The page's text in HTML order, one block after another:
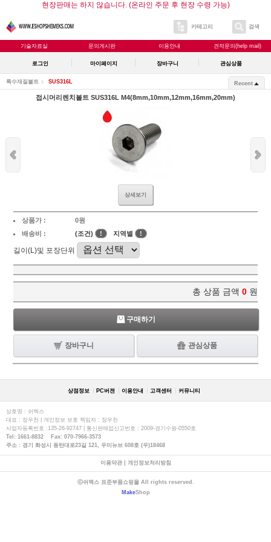
현장판매는 하지 않습니다. (온라인 주문 후 현장 수령 가능)
카테고리 검색
기술자료실 문의게시판 이용안내 견적문의(help mail)
로그인 마이페이지 장바구니 관심상품
특수재질볼트 SUS316L Recent
접시머리렌치볼트 SUS316L M4(8mm,10mm,12mm,16mm,20mm)
상세보기
상품가 :
0원
배송비 :
(조건) ! 지역별 !
길이(L)및 포장단위
총 상품 금액 0 원
구매하기
장바구니 관심상품
상점정보 PC버젼 이용안내 고객센터 커뮤니티
상호명 : 쉬멕스
대표 : 장우천 | 개인정보 보호 책임자 : 장우천
사업자등록번호 :135-26-92747 | 통신판매업신고번호 : 2009-경기수원-0550호
Tel: 1661-8832 Fax: 070-7966-3573
주소 : 경기 화성시 동탄대로23길 121, 우미뉴브 608호 (우)18468
이용약관| 개인정보처리방침
ⓒ쉬멕스 표준부품쇼핑몰 All rights reserved.
MakeShop